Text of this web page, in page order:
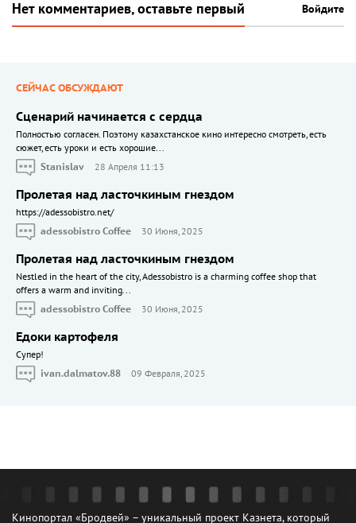
Нет комментариев, оставьте первый Войдите
СЕЙЧАС ОБСУЖДАЮТ
Сценарий начинается с сердца
Полностью согласен. Поэтому казахстанское кино интересно смотреть, есть
сюжет, есть уроки и есть хорошие...
Stanislav
28 Апреля 11:13
Пролетая над ласточкиным гнездом
https://adessobistro.net/
adessobistro Coffee
30 Июня, 2025
Пролетая над ласточкиным гнездом
Nestled in the heart of the city, Adessobistro is a charming coffee shop that
offers a warm and inviting...
adessobistro Coffee
30 Июня, 2025
Едоки картофеля
Cупер!
ivan.dalmatov.88
09 Февраля, 2025
Кинопортал «Бродвей» – уникальный проект Казнета, который